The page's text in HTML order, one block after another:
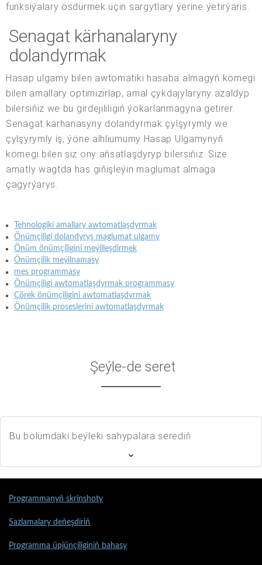
funksiýalary ösdürmek üçin sargytlary ýerine ýetirýäris.
Senagat kärhanalaryny
dolandyrmak
Hasap ulgamy bilen awtomatiki hasaba almagyň kömegi
bilen amallary optimizirläp, amal çykdajylaryny azaldyp
bilersiňiz we bu girdejililigiň ýokarlanmagyna getirer.
Senagat kärhanasyny dolandyrmak çylşyrymly we
çylşyrymly iş, ýöne alhliumumy Hasap Ulgamynyň
kömegi bilen siz ony aňsatlaşdyryp bilersiňiz. Size
amatly wagtda has giňişleýin maglumat almaga
çagyrýarys.
Tehnologiki amallary awtomatlaşdyrmak
Önümçiligi dolandyryş maglumat ulgamy
Önüm önümçiligini meýilleşdirmek
Önümçilik meýilnamasy
mes programmasy
Önümçiligi awtomatlaşdyrmak programmasy
Çörek önümçiligini awtomatlaşdyrmak
Önümçilik proseslerini awtomatlaşdyrmak
Şeýle-de seret
Bu bölümdäki beýleki sahypalara serediň
Programmanyň skrinshoty
Sazlamalary deňeşdiriň
Programma üpjünçiliginiň bahasy